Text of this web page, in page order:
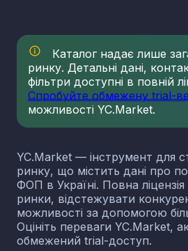
Каталог надає лише
ринку. Детальні дані,
фільтри доступні в повній
Спробуйте обмежену trial-
можливості YC.Market.
YC.Market — інструмент для
ринку, що містить дані про
ФОП в Україні. Повна
ринки, відстежувати
можливості за допомогою
Оцініть переваги YC.Market,
обмежений trial-доступ.